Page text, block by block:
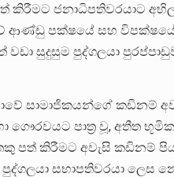
කිරීමට ජනාධිපතිවරයාට
ආණ්ඩු පක්ෂයේ සහ
සුදුසුම පුද්ගලයා
සාමාජිකයන්ගේ කඩිනම්
ගෞරවයට පාත්‍ර වූ, අතීත
පත් කිරීමට අවැසි
පුද්ගලයා සභාපතිවරයා